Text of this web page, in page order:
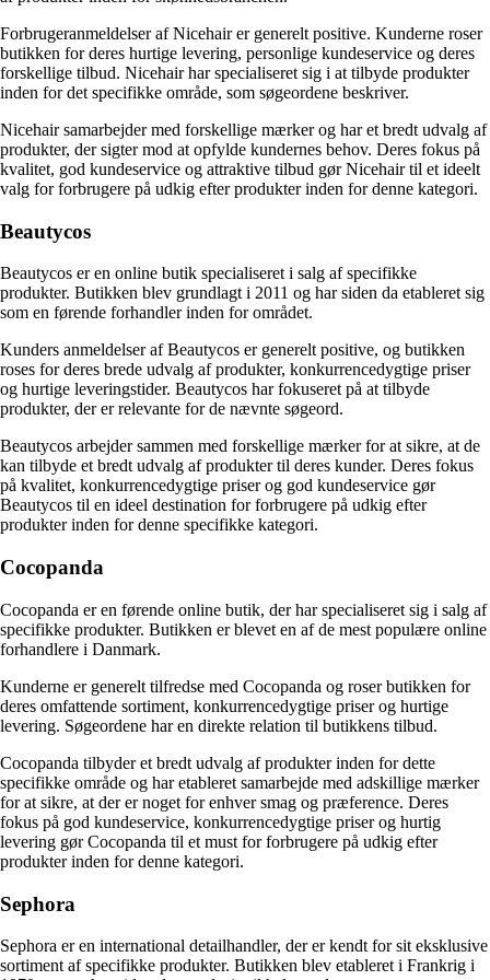
Forbrugeranmeldelser af Nicehair er generelt positive. Kunderne roser
butikken for deres hurtige levering, personlige kundeservice og deres
forskellige tilbud. Nicehair har specialiseret sig i at tilbyde produkter
inden for det specifikke område, som søgeordene beskriver.
Nicehair samarbejder med forskellige mærker og har et bredt udvalg af
produkter, der sigter mod at opfylde kundernes behov. Deres fokus på
kvalitet, god kundeservice og attraktive tilbud gør Nicehair til et ideelt
valg for forbrugere på udkig efter produkter inden for denne kategori.
Beautycos
Beautycos er en online butik specialiseret i salg af specifikke
produkter. Butikken blev grundlagt i 2011 og har siden da etableret sig
som en førende forhandler inden for området.
Kunders anmeldelser af Beautycos er generelt positive, og butikken
roses for deres brede udvalg af produkter, konkurrencedygtige priser
og hurtige leveringstider. Beautycos har fokuseret på at tilbyde
produkter, der er relevante for de nævnte søgeord.
Beautycos arbejder sammen med forskellige mærker for at sikre, at de
kan tilbyde et bredt udvalg af produkter til deres kunder. Deres fokus
på kvalitet, konkurrencedygtige priser og god kundeservice gør
Beautycos til en ideel destination for forbrugere på udkig efter
produkter inden for denne specifikke kategori.
Cocopanda
Cocopanda er en førende online butik, der har specialiseret sig i salg af
specifikke produkter. Butikken er blevet en af de mest populære online
forhandlere i Danmark.
Kunderne er generelt tilfredse med Cocopanda og roser butikken for
deres omfattende sortiment, konkurrencedygtige priser og hurtige
levering. Søgeordene har en direkte relation til butikkens tilbud.
Cocopanda tilbyder et bredt udvalg af produkter inden for dette
specifikke område og har etableret samarbejde med adskillige mærker
for at sikre, at der er noget for enhver smag og præference. Deres
fokus på god kundeservice, konkurrencedygtige priser og hurtig
levering gør Cocopanda til et must for forbrugere på udkig efter
produkter inden for denne kategori.
Sephora
Sephora er en international detailhandler, der er kendt for sit eksklusive
sortiment af specifikke produkter. Butikken blev etableret i Frankrig i